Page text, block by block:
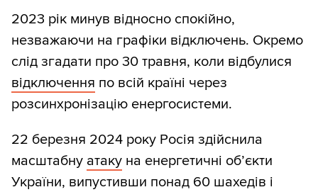
2023 рік минув відносно спокійно,
незважаючи на графіки відключень. Окремо
слід згадати про 30 травня, коли відбулися
відключення по всій країні через
розсинхронізацію енергосистеми.
22 березня 2024 року Росія здійснила
масштабну атаку на енергетичні обʼєкти
України, випустивши понад 60 шахедів і